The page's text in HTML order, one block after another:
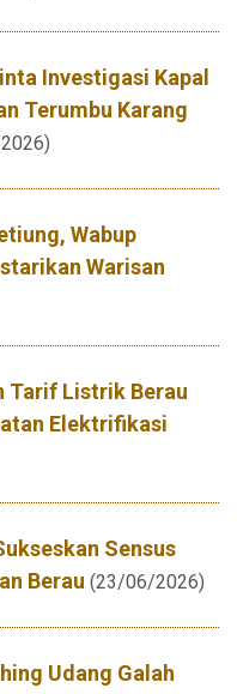
Investigasi Kapal
Terumbu Karang
Wabup
Warisan
Tarif Listrik Berau
Elektrifikasi
Sensus
Berau (23/06/2026)
Udang Galah